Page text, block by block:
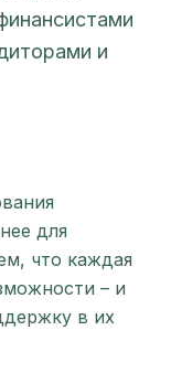
и
для
что каждая
– и
в их